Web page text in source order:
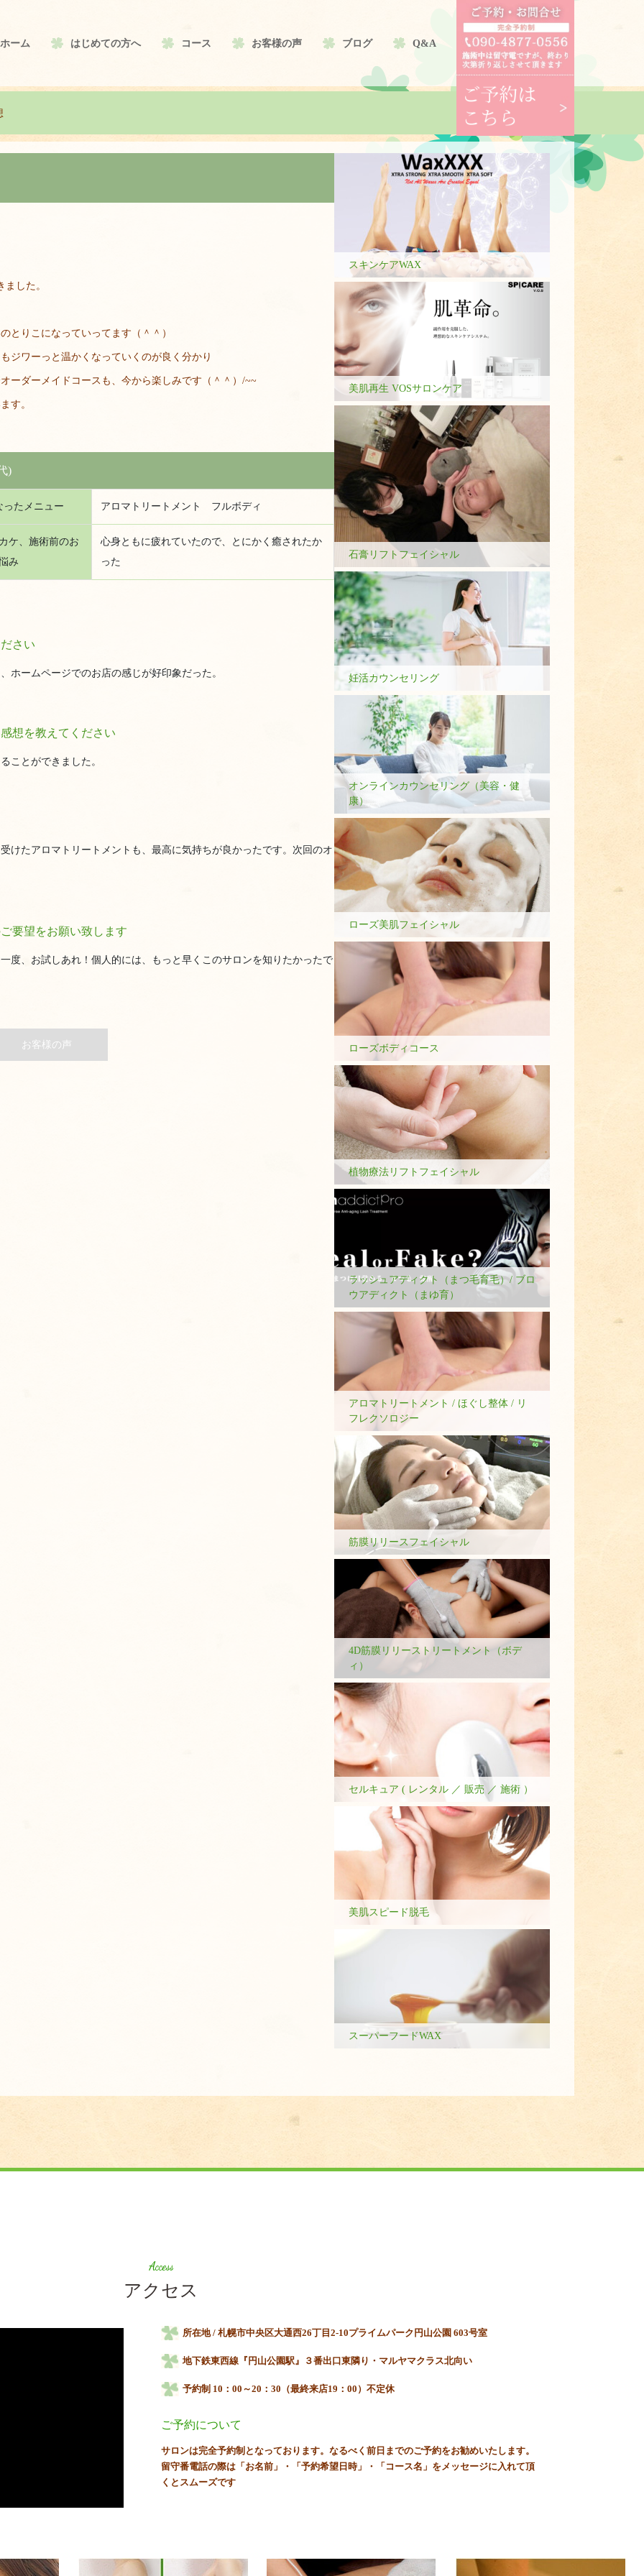
ホーム はじめての方へ コース お客様の声 ブログ Q&A
した。
とりこになっていってます（＾＾）
ジワーっと温かくなっていくのが良く分かり
ーダーメイドコースも、今から楽しみです（＾＾）/~~
す。
)
ったメニュー アロマトリートメント フルボディ
ケ、施術前のお
み
心身ともに疲れていたので、とにかく癒されたか
った
さい
ホームページでのお店の感じが好印象だった。
想を教えてください
ことができました。
けたアロマトリートメントも、最高に気持ちが良かったです。次回のオ
要望をお願い致します
度、お試しあれ！個人的には、もっと早くこのサロンを知りたかったで
お客様の声
スキンケアWAX
美肌再生 VOSサロンケア
石膏リフトフェイシャル
妊活カウンセリング
オンラインカウンセリング（美容・健
康）
ローズ美肌フェイシャル
ローズボディコース
植物療法リフトフェイシャル
ラッシュアディクト（まつ毛育毛）/ ブロ
ウアディクト（まゆ育）
アロマトリートメント / ほぐし整体 / リ
フレクソロジー
筋膜リリースフェイシャル
4D筋膜リリーストリートメント（ボデ
ィ）
セルキュア ( レンタル ／ 販売 ／ 施術 ）
美肌スピード脱毛
スーパーフードWAX
Access
アクセス
所在地 / 札幌市中央区大通西26丁目2-10プライムパーク円山公園 603号室
地下鉄東西線『円山公園駅』３番出口東隣り・マルヤマクラス北向い
予約制 10：00～20：30（最終来店19：00）不定休
ご予約について
サロンは完全予約制となっております。なるべく前日までのご予約をお勧めいたします。
留守番電話の際は「お名前」・「予約希望日時」・「コース名」をメッセージに入れて頂
くとスムーズです